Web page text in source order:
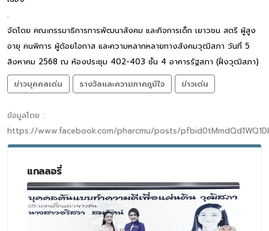
.
จัดโดย คณะกรรมาธิการการพัฒนาสังคม และกิจการเด็ก เยาวชน สตรี ผู้สูง
อายุ คนพิการ ผู้ด้อยโอกาส และความหลากหลายทางสังคมวุฒิสภา วันที่ 5
สิงหาคม 2568 ณ ห้องประชุม 402-403 ชั้น 4 อาคารรัฐสภา (ฝั่งวุฒิสภา)
ข่าวบุคคลเด่น
รางวัลและความภาคภูมิใจ ข่าวเด่น
ข้อมูลโดย :
https://www.facebook.com/pharcmu/posts/
แกลลอรี่